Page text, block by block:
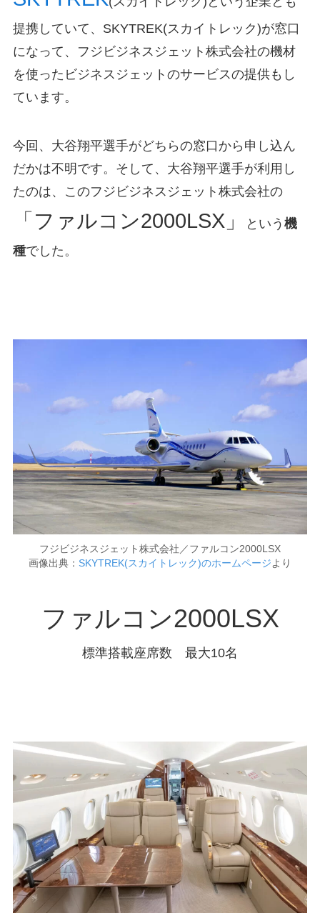
提携していて、SKYTREK(スカイトレック)が窓口
になって、フジビジネスジェット株式会社の機材
を使ったビジネスジェットのサービスの提供もし
ています。
今回、大谷翔平選手がどちらの窓口から申し込ん
だかは不明です。そして、大谷翔平選手が利用し
たのは、このフジビジネスジェット株式会社の
「ファルコン2000LSX」 という 機
種でした。
フジビジネスジェット株式会社／ファルコン2000LSX
画像出典： SKYTREK(スカイトレック)のホームページより
ファルコン2000LSX
標準搭載座席数 最大10名